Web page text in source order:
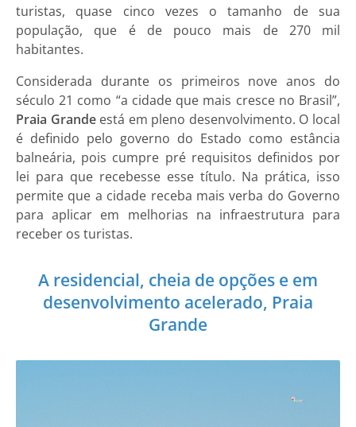
turistas, quase cinco vezes o tamanho de sua
população, que é de pouco mais de 270 mil
habitantes.
Considerada durante os primeiros nove anos do
século 21 como “a cidade que mais cresce no Brasil”,
Praia Grandeestá em pleno desenvolvimento. O local
é definido pelo governo do Estado como estância
balneária, pois cumpre pré requisitos definidos por
lei para que recebesse esse título. Na prática, isso
permite que a cidade receba mais verba do Governo
para aplicar em melhorias na infraestrutura para
receber os turistas.
A residencial, cheia de opções e em
desenvolvimento acelerado, Praia
Grande